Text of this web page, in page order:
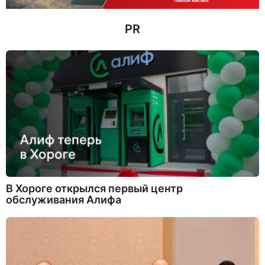
д
PR
В Хороге открылся первый центр
обслуживания Алифа